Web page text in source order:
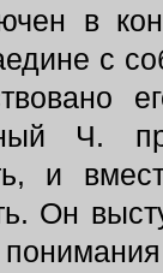
в
с
Ч.
и
Он